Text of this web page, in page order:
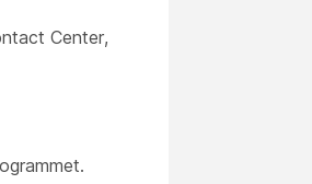
Center,